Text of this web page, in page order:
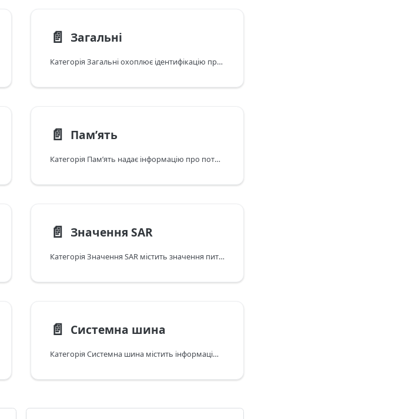
📄️ Загальні
Категорія Загальні охоплює ідентифікацію пристрою, деталі ОС/збірки, налаштування локалізації та декілька сигналів під час роботи (наприклад, режим енергозбереження та тепловий стан).
📄️ Пам’ять
Категорія Пам’ять надає інформацію про поточне використання пам’яті, розподіл за станами пам’яті та статистику віртуальної пам’яті (page-ins, faults, purges та інше).
📄️ Значення SAR
Категорія Значення SAR містить значення питомого коефіцієнта поглинання (SAR) для моделі пристрою (залежить від регіону).
📄️ Системна шина
Категорія Системна шина містить інформацію про розрядність і частоту системної шини (якщо ці дані доступні для вашої моделі).